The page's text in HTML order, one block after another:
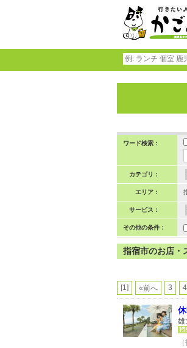
ワード検索：
カテゴリ：
エリア：
サービス：
その他の条件：
指宿市のお店・
[1] «前へ 3 4
雄